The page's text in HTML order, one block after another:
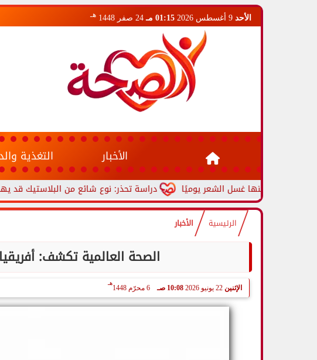
الأحد 01:15 مـ 24 صفر 1448 هـ
الأخبار التغذية
دراسة تحذر: نوع شائع من البلاستيك قد يهدد صحة
الرئيسية الأخبار
الصحة العالمية تكشف: أفريقيا تستورد
الإثنين 22 يونيو 2026 10:08 صـ 6 محرّم 1448
هـ